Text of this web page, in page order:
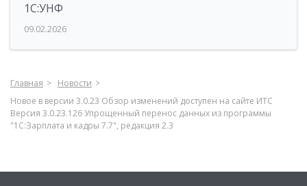
1С:УНФ
09.02.2026
Главная
Новости
Новое в версии 3.0.23 Обзор изменений доступен на сайте ИТС
Версия 3.0.23.126 Упрощенный перенос данных из программы
"1С:Зарплата и кадры 7.7", редакция 2.3